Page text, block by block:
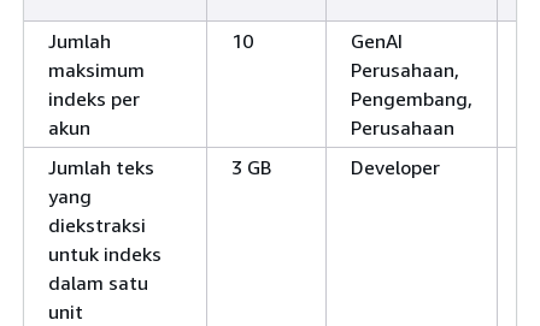
Jumlah
maksimum
indeks per
akun
10
GenAI
Perusahaan,
Pengembang,
Perusahaan
Jumlah teks
yang
diekstraksi
untuk indeks
dalam satu
unit
3 GB Developer